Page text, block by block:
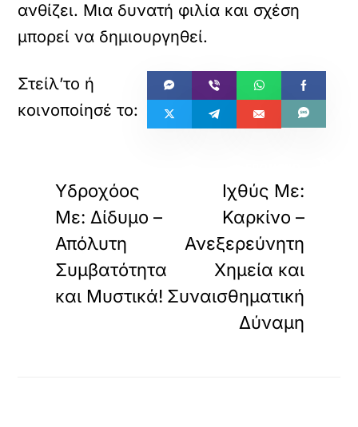
ανθίζει. Μια δυνατή φιλία και σχέση
μπορεί να δημιουργηθεί.
Υδροχόος
Με: Δίδυμο –
Απόλυτη
Συμβατότητα
και Μυστικά!
Ιχθύς Με:
Καρκίνο –
Ανεξερεύνητη
Χημεία και
Συναισθηματική
Δύναμη